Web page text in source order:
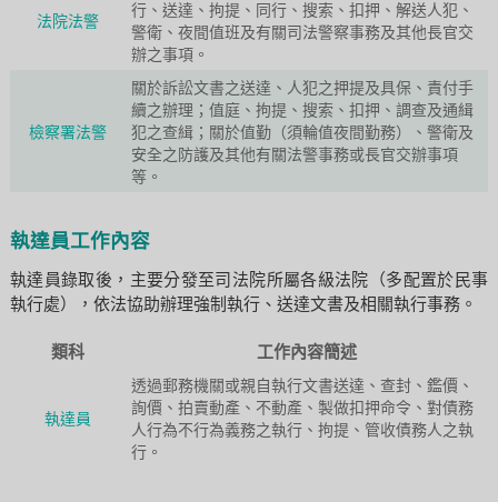
法院法警
行、送達、拘提、同行、搜索、扣押、解送人犯、
警衛、夜間值班及有關司法警察事務及其他長官交
辦之事項。
檢察署法警
關於訴訟文書之送達、人犯之押提及具保、責付手
續之辦理；值庭、拘提、搜索、扣押、調查及通緝
犯之查緝；關於值勤（須輪值夜間勤務）、警衛及
安全之防護及其他有關法警事務或長官交辦事項
等。
執達員工作內容
執達員錄取後，主要分發至司法院所屬各級法院（多配置於民事
執行處），依法協助辦理強制執行、送達文書及相關執行事務。
類科 工作內容簡述
執達員
透過郵務機關或親自執行文書送達、查封、鑑價、
詢價、拍賣動產、不動產、製做扣押命令、對債務
人行為不行為義務之執行、拘提、管收債務人之執
行。